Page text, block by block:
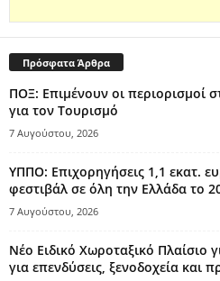
Πρόσφατα Άρθρα
ΠΟΞ: Επιμένουν οι περιορισμοί
για τον Τουρισμό
7 Αυγούστου, 2026
ΥΠΠΟ: Επιχορηγήσεις 1,1 εκατ.
φεστιβάλ σε όλη την Ελλάδα το
7 Αυγούστου, 2026
Νέο Ειδικό Χωροταξικό Πλαίσιο
για επενδύσεις, ξενοδοχεία και